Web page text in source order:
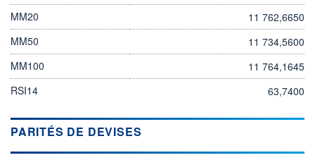
MM20
11 762,6650
MM50
11 734,5600
MM100
11 764,1645
RSI14
63,7400
PARITÉS DE DEVISES